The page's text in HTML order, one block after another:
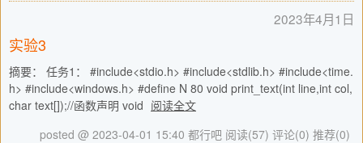
2023年4月1日
实验3
摘要： 任务1： #include<stdio.h> #include<stdlib.h> #include<time.
h> #include<windows.h> #define N 80 void print_text(int line,int col,
char text[]);//函数声明 void 阅读全文
posted @ 2023-04-01 15:40 都行吧 阅读(57) 评论(0) 推荐(0)